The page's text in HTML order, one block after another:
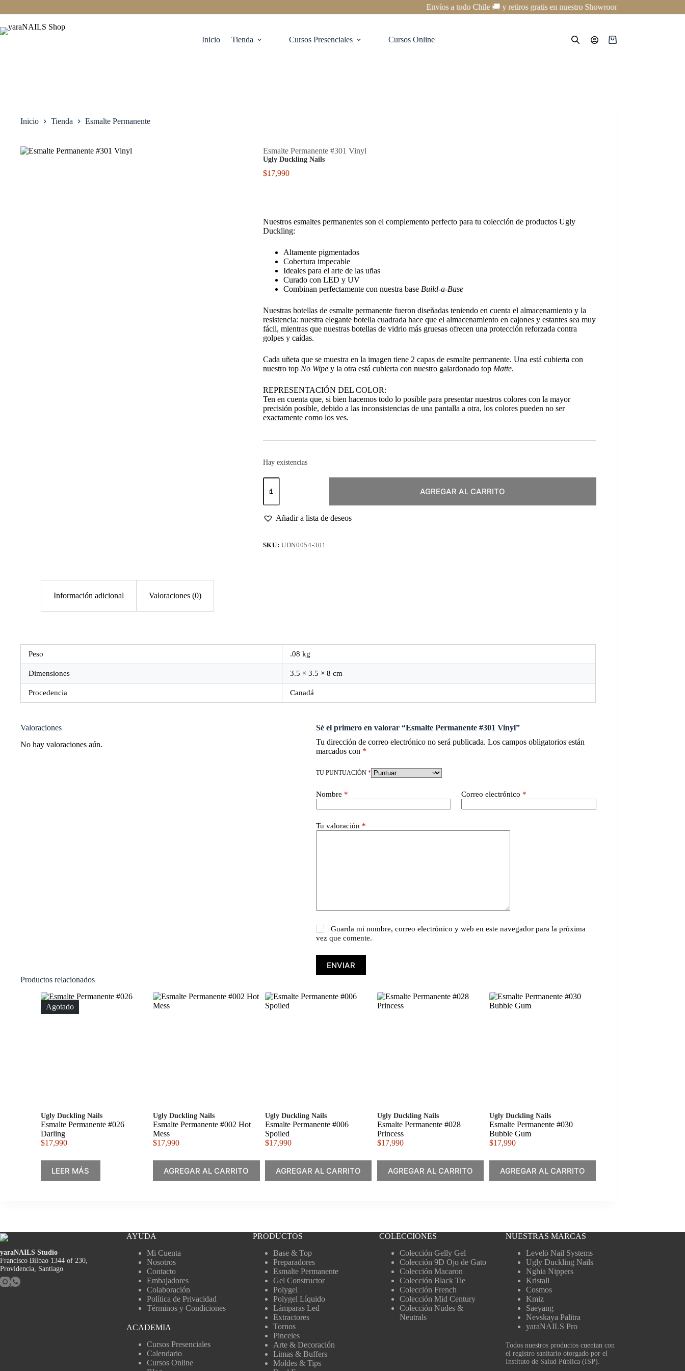
al
contenido
Envíos a todo Chile 🚚 y retiros gratis en nuestro Showroom en Providencia ✨ |
Inicio Tienda Cursos Presenciales Cursos Online
Carro
Inicio Tienda Esmalte Permanente
Esmalte Permanente #301 Vinyl
Ugly Duckling Nails
$17,990
Nuestros esmaltes permanentes son el complemento perfecto para tu colección de productos Ugly
Duckling:
Altamente pigmentados
Cobertura impecable
Ideales para el arte de las uñas
Curado con LED y UV
Combinan perfectamente con nuestra base Build-a-Base
Nuestras botellas de esmalte permanente fueron diseñadas teniendo en cuenta el almacenamiento y la
resistencia: nuestra elegante botella cuadrada hace que el almacenamiento en cajones y estantes sea muy
fácil, mientras que nuestras botellas de vidrio más gruesas ofrecen una protección reforzada contra
golpes y caídas.
Cada uñeta que se muestra en la imagen tiene 2 capas de esmalte permanente. Una está cubierta con
nuestro top No Wipey la otra está cubierta con nuestro galardonado top Matte.
REPRESENTACIÓN DEL COLOR:
Ten en cuenta que, si bien hacemos todo lo posible para presentar nuestros colores con la mayor
precisión posible, debido a las inconsistencias de una pantalla a otra, los colores pueden no ser
exactamente como los ves.
Hay existencias
Esmalte
Permanente
Vinyl
cantidad
AGREGAR AL CARRITO
Añadir a lista de deseos
SKU:UDN0054-301
Información adicional Valoraciones (0)
Peso .08 kg
Dimensiones 3.5 × 3.5 × 8 cm
Procedencia Canadá
Valoraciones
No hay valoraciones aún.
Sé el primero en valorar “Esmalte Permanente #301 Vinyl”
Tu dirección de correo electrónico no será publicada. Los campos obligatorios están
marcados con *
TU PUNTUACIÓN *
Nombre * Correo electrónico *
Tu valoración *
Guarda mi nombre, correo electrónico y web en este navegador para la próxima
vez que comente.
ENVIAR
Productos relacionados
Agotado
Ugly Duckling Nails
Esmalte Permanente #026
Darling
$17,990
LEER MÁS
Ugly Duckling Nails
Esmalte Permanente #002 Hot
Mess
$17,990
AGREGAR AL CARRITO
Ugly Duckling Nails
Esmalte Permanente #006
Spoiled
$17,990
AGREGAR AL CARRITO
Ugly Duckling Nails
Esmalte Permanente #028
Princess
$17,990
AGREGAR AL CARRITO
Ugly Duckling Nails
Esmalte Permanente #030
Bubble Gum
$17,990
AGREGAR AL CARRITO
yaraNAILS Studio
Francisco Bilbao 1344 of 230,
Providencia, Santiago
AYUDA
Mi Cuenta
Nosotros
Contacto
Embajadores
Colaboración
Política de Privacidad
Términos y Condiciones
ACADEMIA
Cursos Presenciales
Calendario
Cursos Online
PRODUCTOS
Base & Top
Preparadores
Esmalte Permanente
Gel Constructor
Polygel
Polygel Líquido
Lámparas Led
Extractores
Tornos
Pinceles
Arte & Decoración
Limas & Buffers
Moldes & Tips
COLECCIONES
Colección Gelly Gel
Colección 9D Ojo de Gato
Colección Macaron
Colección Black Tie
Colección French
Colección Mid Century
Colección Nudes &
Neutrals
NUESTRAS MARCAS
Levelō Nail Systems
Ugly Duckling Nails
Nghia Nippers
Kristall
Cosmos
Kmiz
Saeyang
Nevskaya Palitra
yaraNAILS Pro
Todos nuestros productos cuentan con
el registro sanitario otorgado por el
Instituto de Salud Pública (ISP).